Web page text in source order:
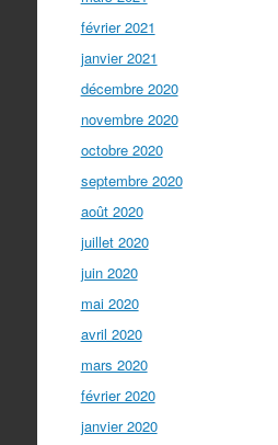
février 2021
janvier 2021
décembre 2020
novembre 2020
octobre 2020
septembre 2020
août 2020
juillet 2020
juin 2020
mai 2020
avril 2020
mars 2020
février 2020
janvier 2020